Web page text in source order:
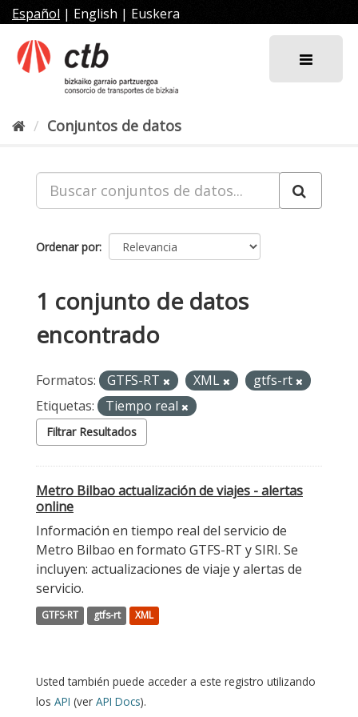
al
contenido
Español | English | Euskera
Conjuntos de datos
Ordenar por
1 conjunto de datos
encontrado
Formatos: GTFS-RT XML
gtfs-rt
Etiquetas:
Tiempo real
Filtrar Resultados
Metro Bilbao actualización de viajes - alertas
online
Información en tiempo real del servicio de
Metro Bilbao en formato GTFS-RT y SIRI. Se
incluyen: actualizaciones de viaje y alertas de
servicio.
GTFS-RT gtfs-rt XML
Usted también puede acceder a este registro utilizando
los API (ver API Docs).